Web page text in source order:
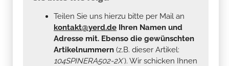
Teilen Sie uns hierzu bitte per Mail an
kontakt@yerd.de Ihren Namen und
Adresse mit. Ebenso die gewünschten
Artikelnummern (z.B. dieser Artikel:
104SPINERA502-2X). Wir schicken Ihnen